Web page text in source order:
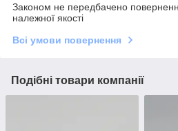
Законом не передбачено
належної якості
Всі умови повернення
Подібні товари компанії